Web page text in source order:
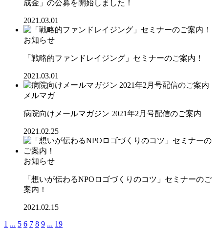
成金」の公募を開始しました！
2021.03.01
お知らせ
「戦略的ファンドレイジング」セミナーのご案内！
2021.03.01
メルマガ
病院向けメールマガジン 2021年2月号配信のご案内
2021.02.25
お知らせ
「想いが伝わるNPOロゴづくりのコツ」セミナーのご
案内！
2021.02.15
1 ... 5 6 7 8 9 ... 19